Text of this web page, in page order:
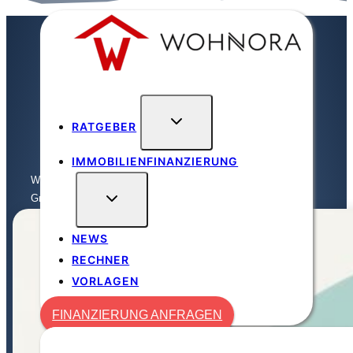
Zum
RATGEBER
IMMOBILIENFINANZIERUNG
NEWS
RECHNER
VORLAGEN
FINANZIERUNG ANFRAGEN
Wohnora
Gründe, die für den Hausverkauf ...